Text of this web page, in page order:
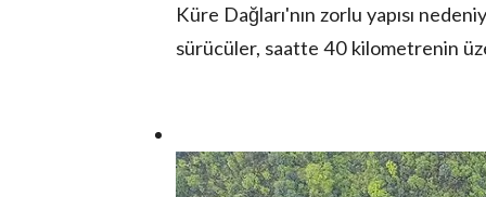
Küre Dağları'nın zorlu yapısı
sürücüler, saatte 40 kilometrenin